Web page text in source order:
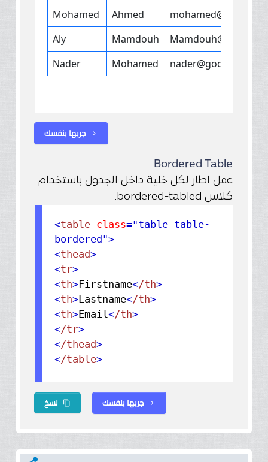
جربها بنفسك chevron_right
Bordered Table
عمل اطار لكل خلية داخل الجدول باستخدام
كلاس bordered-tabled.
<table class="table table-
bordered">
<thead>
<tr>
<th>Firstname</th>
<th>Lastname</th>
<th>Email </th>
</tr>
</thead>
</table>
نسخ content_copy جربها بنفسك chevron_right